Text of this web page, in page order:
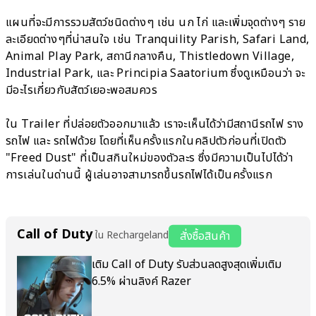
แผนที่จะมีการรวมสัตว์ชนิดต่างๆ เช่น นก ไก่ และเพิ่มจุดต่างๆ ราย
ละเอียดต่างๆที่น่าสนใจ เช่น Tranquility Parish, Safari Land,
Animal Play Park, สถานีกลางคืน, Thistledown Village,
Industrial Park, และ Principia Saatorium ซึ่งดูเหมือนว่า จะ
มีอะไรเกี่ยวกับสัตว์เยอะพอสมควร
ใน Trailer ที่ปล่อยตัวออกมาแล้ว เราจะเห็นได้ว่ามีสถานีรถไฟ ราง
รถไฟ และ รถไฟด้วย โดยที่เห็นครั้งแรกในคลิปตัวก่อนที่เปิดตัว
"Freed Dust" ที่เป็นสกินใหม่ของตัวละร ซึ่งมีความเป็นไปได้ว่า
การเล่นในด่านนี้ ผู้เล่นอาจสามารถขึ้นรถไฟได้เป็นครั้งแรก